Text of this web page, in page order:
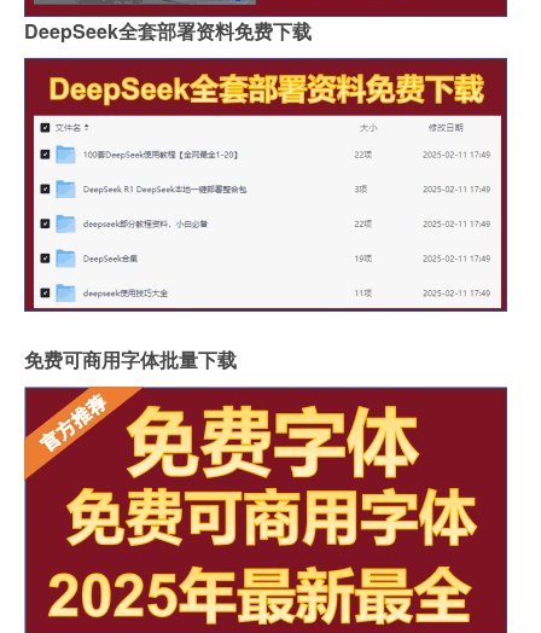
DeepSeek全套部署资料免费下载
免费可商用字体批量下载